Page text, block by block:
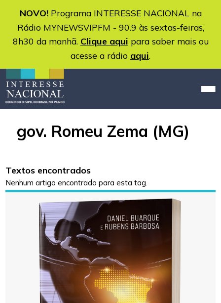
NOVO!Programa INTERESSE NACIONAL na
Rádio MYNEWSVIPFM - 90.9 às sextas-feiras,
8h30 da manhã. Clique aqui para saber mais ou
acesse a rádio aqui.
gov. Romeu Zema (MG)
Textos encontrados
Nenhum artigo encontrado para esta tag.